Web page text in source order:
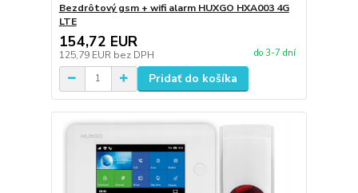
Bezdrôtový gsm + wifi alarm HUXGO HXA003 4G
LTE
154,72 EUR
125,79 EUR bez DPH do 3-7 dní
Pridať do košíka